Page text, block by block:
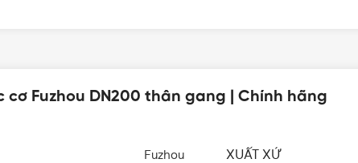
cơ Fuzhou DN200 thân gang | Chính hãng
Fuzhou XUẤT XỨ